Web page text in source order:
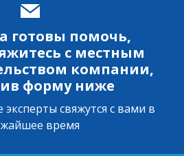
готовы помочь,
с местным
компании,
форму ниже
свяжутся с вами в
время